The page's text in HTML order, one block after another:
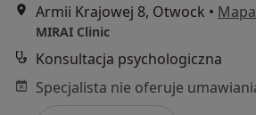
Armii Krajowej 8, Otwock • Mapa
MIRAI Clinic
Konsultacja psychologiczna